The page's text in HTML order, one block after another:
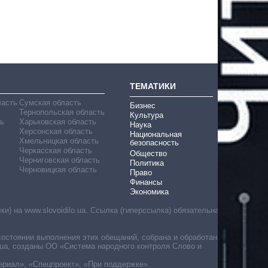
Сумская область
Тернопольская область
Харьковская область
Херсонская область
Хмельницкая область
Черкасская область
Черниговская область
Черновицкая область
ТЕМАТИКИ
Бизнес
Культура
Наука
Национальная
безопасность
Общество
Политика
Право
Финансы
Экономика
на www.slovoidilo.ua. Ссылка (гиперссылка) обязательна
выполнения этих обещаний, собрана и обработана
созданы ОО «Система народного контроля Слово и
«Спецпроект», «При поддержке».